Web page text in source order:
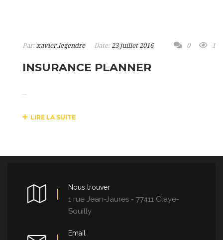
Par: xavier.legendre Date: 23 juillet 2016 0 1
INSURANCE PLANNER
...
LIRE LA SUITE
Nous trouver
1 rue Jean-Jaures - 77411 Claye-
Souilly
Email